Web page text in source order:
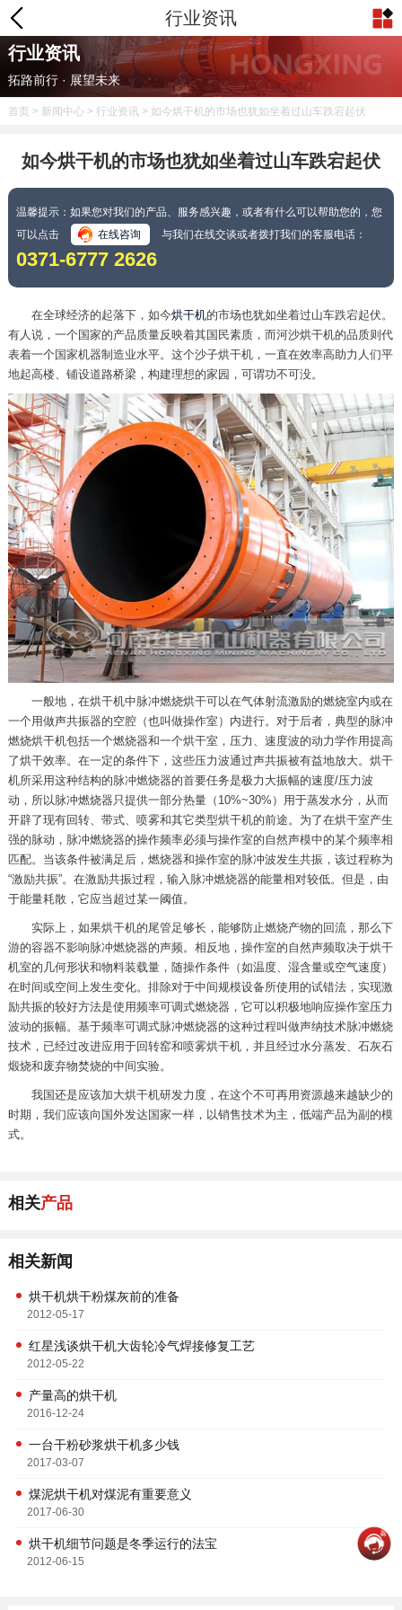
行业资讯
行业资讯
拓路前行 · 展望未来
首页 > 新闻中心> 行业资讯> 如今烘干机的市场也犹如坐着过山车跌宕起伏
如今烘干机的市场也犹如坐着过山车跌宕起伏
温馨提示：如果您对我们的产品、服务感兴趣，或者有什么可以帮助您的，您
可以点击
在线咨询 与我们在线交谈或者拨打我们的客服电话：
0371-6777 2626
在全球经济的起落下，如今烘干机的市场也犹如坐着过山车跌宕起伏。
有人说，一个国家的产品质量反映着其国民素质，而河沙烘干机的品质则代
表着一个国家机器制造业水平。这个沙子烘干机，一直在效率高助力人们平
地起高楼、铺设道路桥梁，构建理想的家园，可谓功不可没。
一般地，在烘干机中脉冲燃烧烘干可以在气体射流激励的燃烧室内或在
一个用做声共振器的空腔（也叫做操作室）内进行。对于后者，典型的脉冲
燃烧烘干机包括一个燃烧器和一个烘干室，压力、速度波的动力学作用提高
了烘干效率。在一定的条件下，这些压力波通过声共振被有益地放大。烘干
机所采用这种结构的脉冲燃烧器的首要任务是极力大振幅的速度/压力波
动，所以脉冲燃烧器只提供一部分热量（10%~30%）用于蒸发水分，从而
开辟了现有回转、带式、喷雾和其它类型烘干机的前途。为了在烘干室产生
强的脉动，脉冲燃烧器的操作频率必须与操作室的自然声模中的某个频率相
匹配。当该条件被满足后，燃烧器和操作室的脉冲波发生共振，该过程称为
“激励共振”。在激励共振过程，输入脉冲燃烧器的能量相对较低。但是，由
于能量耗散，它应当超过某一阈值。
实际上，如果烘干机的尾管足够长，能够防止燃烧产物的回流，那么下
游的容器不影响脉冲燃烧器的声频。相反地，操作室的自然声频取决于烘干
机室的几何形状和物料装载量，随操作条件（如温度、湿含量或空气速度）
在时间或空间上发生变化。排除对于中间规模设备所使用的试错法，实现激
励共振的较好方法是使用频率可调式燃烧器，它可以积极地响应操作室压力
波动的振幅。基于频率可调式脉冲燃烧器的这种过程叫做声纳技术脉冲燃烧
技术，已经过改进应用于回转窑和喷雾烘干机，并且经过水分蒸发、石灰石
煅烧和废弃物焚烧的中间实验。
我国还是应该加大烘干机研发力度，在这个不可再用资源越来越缺少的
时期，我们应该向国外发达国家一样，以销售技术为主，低端产品为副的模
式。
相关产品
相关新闻
烘干机烘干粉煤灰前的准备
2012-05-17
红星浅谈烘干机大齿轮冷气焊接修复工艺
2012-05-22
产量高的烘干机
2016-12-24
一台干粉砂浆烘干机多少钱
2017-03-07
煤泥烘干机对煤泥有重要意义
2017-06-30
烘干机细节问题是冬季运行的法宝
2012-06-15